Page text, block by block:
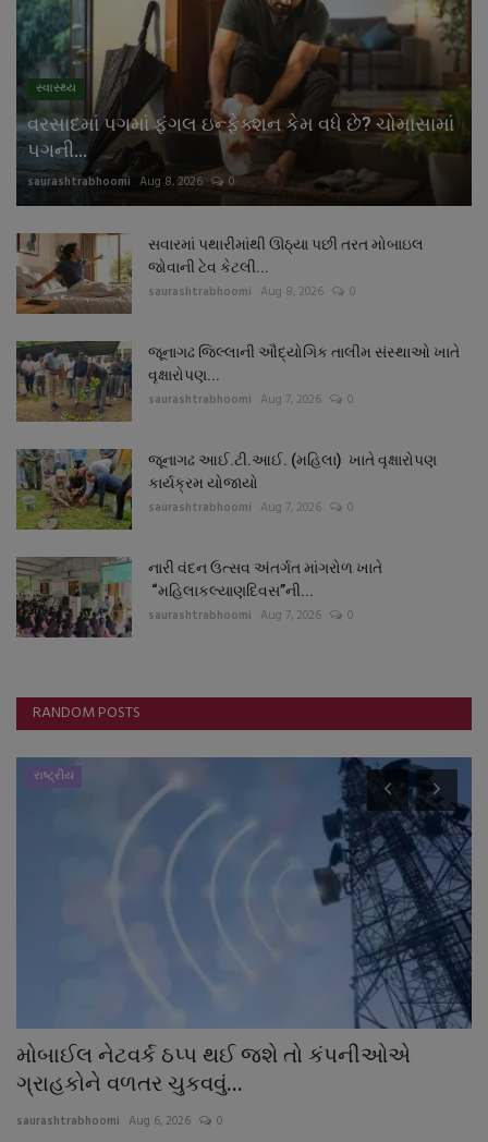
સ્વાસ્થ્ય
વરસાદમાં પગમાં ફંગલ ઇન્ફેક્શન કેમ વધે છે? ચોમાસામાં
પગની...
saurashtrabhoomi Aug 8, 2026 0
સવારમાં પથારીમાંથી ઊઠ્યા પછી તરત મોબાઇલ
જોવાની ટેવ કેટલી...
saurashtrabhoomi Aug 8, 2026 0
જૂનાગઢ જિલ્લાની ઔદ્યોગિક તાલીમ સંસ્થાઓ ખાતે
વૃક્ષારોપણ...
saurashtrabhoomi Aug 7, 2026 0
જૂનાગઢ આઈ.ટી.આઈ. (મહિલા) ખાતે વૃક્ષારોપણ
કાર્યક્રમ યોજાયો
saurashtrabhoomi Aug 7, 2026 0
નારી વંદન ઉત્સવ અંતર્ગત માંગરોળ ખાતે
“મહિલાકલ્યાણદિવસ”ની...
saurashtrabhoomi Aug 7, 2026 0
RANDOM POSTS
રાષ્ટ્રીય
મોબાઈલ નેટવર્ક ઠપ્પ થઈ જશે તો કંપનીઓએ
ગ્રાહકોને વળતર ચુકવવું...
saurashtrabhoomi Aug 6, 2026 0